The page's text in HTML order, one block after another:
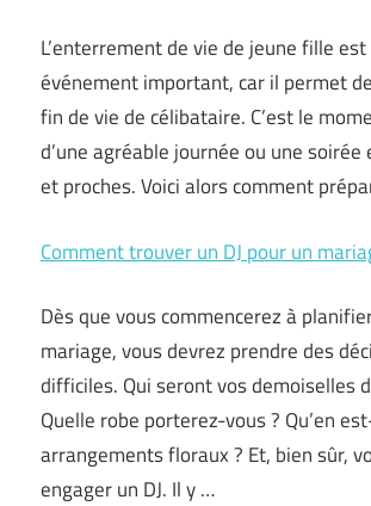
L’enterrement de vie de jeune fille est
événement important, car il permet
fin de vie de célibataire. C’est le
d’une agréable journée ou une
et proches. Voici alors comment
Comment trouver un DJ pour un
Dès que vous commencerez à
mariage, vous devrez prendre des
difficiles. Qui seront vos demoiselles
Quelle robe porterez-vous ? Qu’en
arrangements floraux ? Et, bien sûr,
engager un DJ. Il y …